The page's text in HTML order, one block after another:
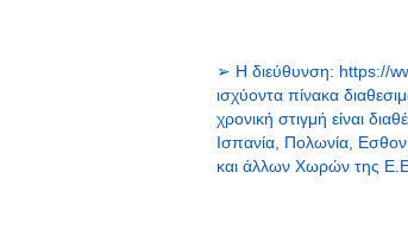
➢ Η διεύθυνση: https://
ισχύοντα πίνακα
χρονική στιγμή είναι
Ισπανία, Πολωνία,
και άλλων Χωρών της